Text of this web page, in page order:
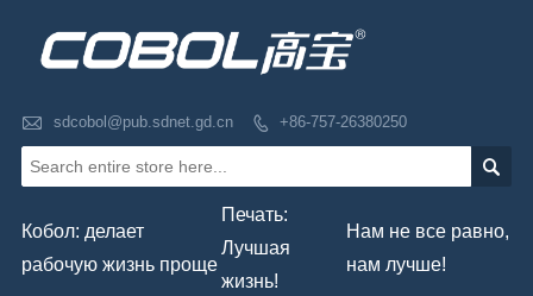
 sdcobol@pub.sdnet.gd.cn  +86-757-26380250

Кобол: делает
рабочую жизнь проще
Печать:
Лучшая
жизнь!
Нам не все равно,
нам лучше!